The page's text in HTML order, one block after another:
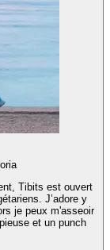
Tibits est ouvert
je peux m'asseoir
et un punch